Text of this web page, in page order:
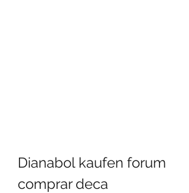
Dianabol kaufen forum
comprar deca